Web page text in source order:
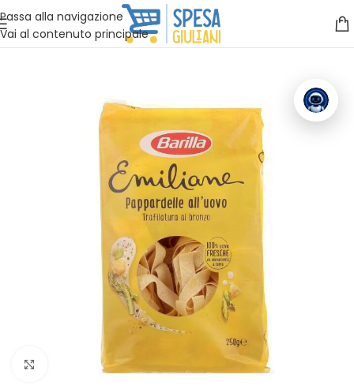
Passa alla navigazione
Vai al contenuto principale
Vuoi assistenza?Clicca qui e ti richiamiamo noi
Clicca per ingrandire